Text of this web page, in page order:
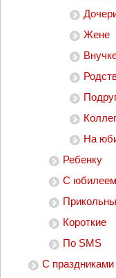
Жене
На
Ребенку
С юбилеем
Короткие
По SMS
С праздниками